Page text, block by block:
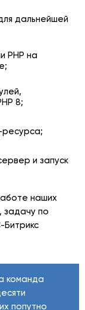
дальнейшей
PHP на
8;
ресурса;
и запуск
наших
задачу по
Битрикс
команда
попутно